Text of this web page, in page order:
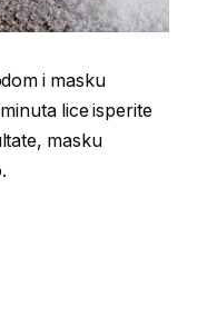
i masku
lice isperite
masku